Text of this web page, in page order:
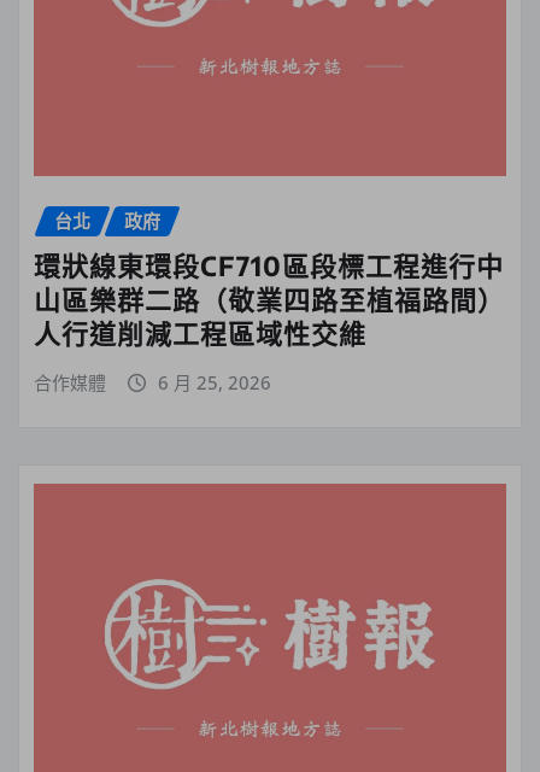
台北 政府
環狀線東環段CF710區段標工程進行中
山區樂群二路（敬業四路至植福路間）
人行道削減工程區域性交維
合作媒體 6 月 25, 2026